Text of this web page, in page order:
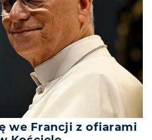
we Francji z ofiarami